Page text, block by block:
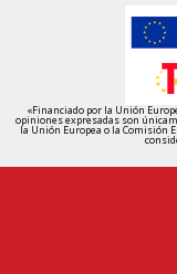
«Financiado por la Unión
opiniones expresadas son
la Unión Europea o la Comisión